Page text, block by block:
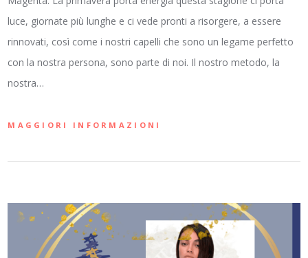
luce, giornate più lunghe e ci vede pronti a risorgere, a essere
rinnovati, così come i nostri capelli che sono un legame perfetto
con la nostra persona, sono parte di noi. Il nostro metodo, la
nostra…
MAGGIORI INFORMAZIONI